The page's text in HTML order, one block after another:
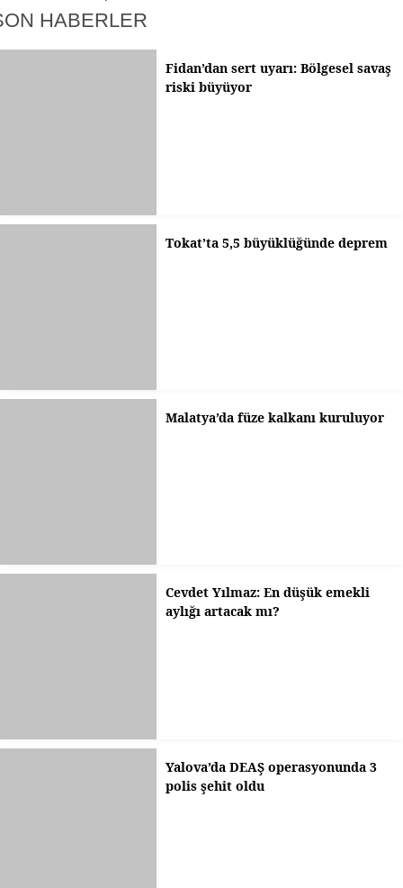
HABERLER
Fidan’dan sert uyarı: Bölgesel savaş
riski büyüyor
Tokat’ta 5,5 büyüklüğünde deprem
Malatya’da füze kalkanı kuruluyor
Cevdet Yılmaz: En düşük emekli
aylığı artacak mı?
Yalova’da DEAŞ operasyonunda 3
polis şehit oldu